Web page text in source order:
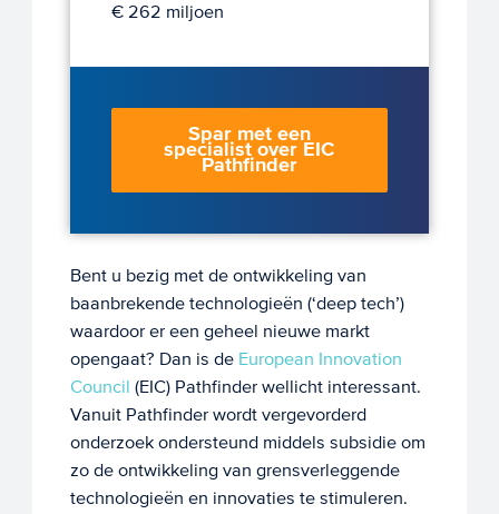
€ 262 miljoen
Spar met een
specialist over EIC
Pathfinder
Bent u bezig met de ontwikkeling van
baanbrekende technologieën (‘deep tech’)
waardoor er een geheel nieuwe markt
opengaat? Dan is de European Innovation
Council (EIC) Pathfinder wellicht interessant.
Vanuit Pathfinder wordt vergevorderd
onderzoek ondersteund middels subsidie om
zo de ontwikkeling van grensverleggende
technologieën en innovaties te stimuleren.